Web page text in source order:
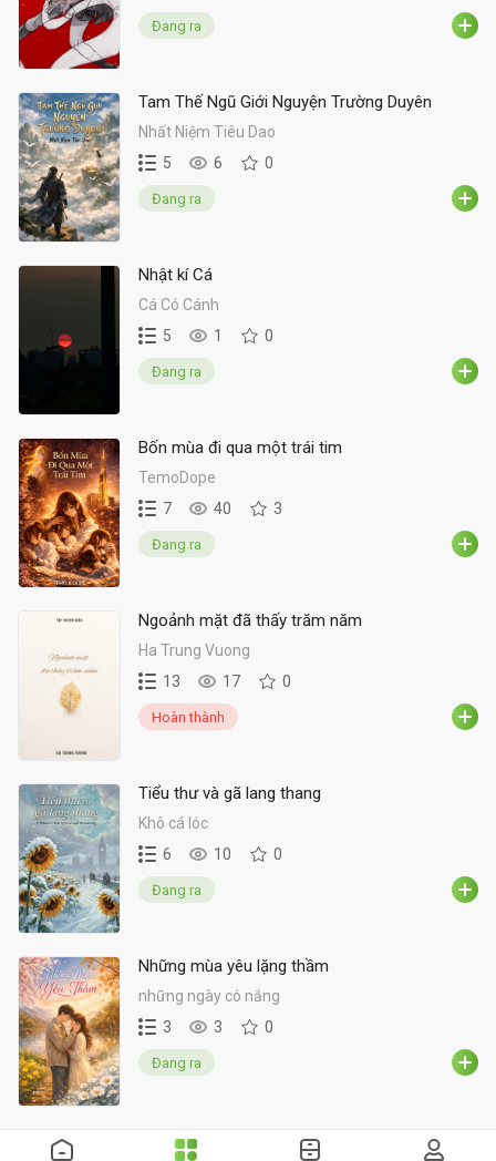
Đang ra
Tam Thế Ngũ Giới Nguyện Trường Duyên
Nhất Niệm Tiêu Dao
5
6 0
Đang ra
Nhật kí Cá
Cá Có Cánh
5
1 0
Đang ra
Bốn mùa đi qua một trái tim
TemoDope
7
40 3
Đang ra
Ngoảnh mặt đã thấy trăm năm
Ha Trung Vuong
13
17 0
Hoàn thành
Tiểu thư và gã lang thang
Khô cá lóc
6
10 0
Đang ra
Những mùa yêu lặng thầm
những ngày có nắng
3
3 0
Đang ra